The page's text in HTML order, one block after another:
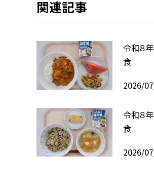
関連記事
令和８
食
2026/
令和８
食
2026/